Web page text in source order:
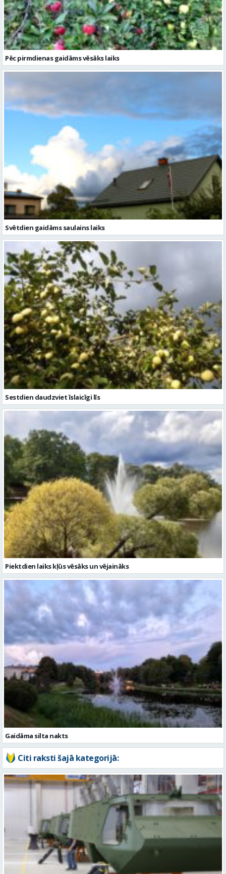
Pēc pirmdienas gaidāms vēsāks laiks
Svētdien gaidāms saulains laiks
Sestdien daudzviet īslaicīgi līs
Piektdien laiks kļūs vēsāks un vējaināks
Gaidāma silta nakts
Citi raksti šajā kategorijā: